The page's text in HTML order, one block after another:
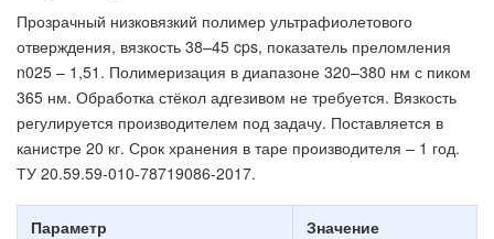
Прозрачный низковязкий полимер ультрафиолетового
отверждения, вязкость 38–45 cps, показатель преломления
n025 – 1,51. Полимеризация в диапазоне 320–380 нм с пиком
365 нм. Обработка стёкол адгезивом не требуется. Вязкость
регулируется производителем под задачу. Поставляется в
канистре 20 кг. Срок хранения в таре производителя – 1 год.
ТУ 20.59.59-010-78719086-2017.
Параметр
Значение